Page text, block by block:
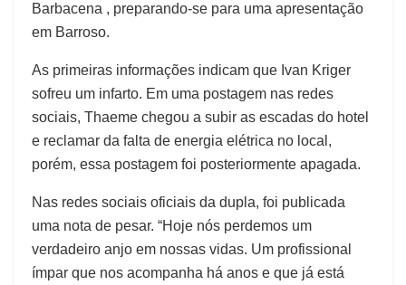
Barbacena , preparando-se para uma apresentação
em Barroso.
As primeiras informações indicam que Ivan Kriger
sofreu um infarto. Em uma postagem nas redes
sociais, Thaeme chegou a subir as escadas do hotel
e reclamar da falta de energia elétrica no local,
porém, essa postagem foi posteriormente apagada.
Nas redes sociais oficiais da dupla, foi publicada
uma nota de pesar. “Hoje nós perdemos um
verdadeiro anjo em nossas vidas. Um profissional
ímpar que nos acompanha há anos e que já está